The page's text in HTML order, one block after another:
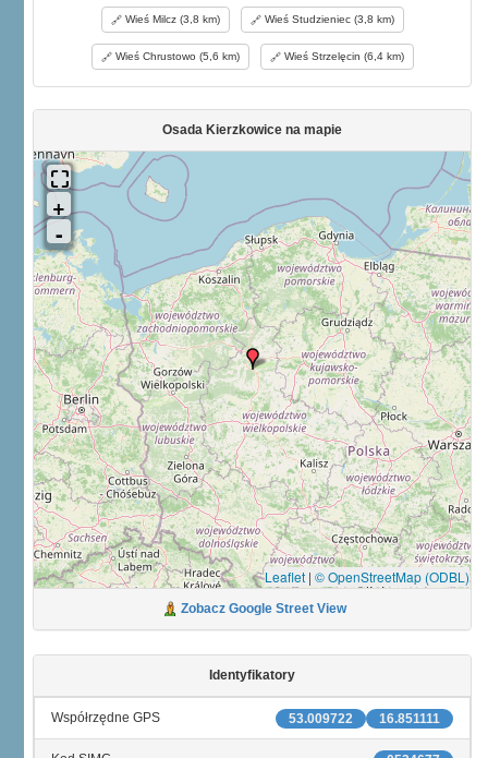
Wieś Milcz (3,8 km) Wieś Studzieniec (3,8 km)
Wieś Chrustowo (5,6 km) Wieś Strzelęcin (6,4 km)
Osada Kierzkowice na mapie
Leaflet | © OpenStreetMap (ODBL)
Zobacz Google Street View
Identyfikatory
16.851111
53.009722
Współrzędne GPS